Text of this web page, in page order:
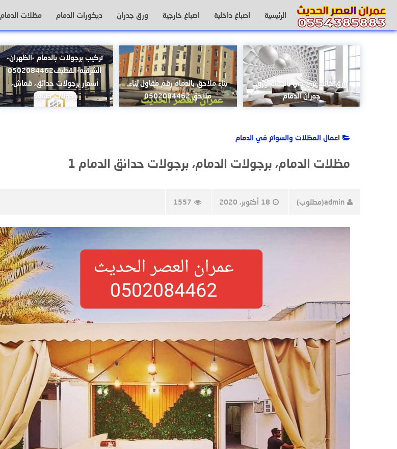
المحتوى
الرئيسية اصباغ داخلية اصباغ خارجية ورق جدران ديكورات الدمام مظلات الدمام
ورق حائط ثري دي بالدمام.ورق
جدران الدمام
بناء ملاحق بالدمام رقم مقاول بناء
ملاحق 0502084462
تركيب برجولات بالدمام -الظهران-
الشرقيه-القطيف0502084462
أسعار برجولات حدائق، قماش،
برجولات خشبية.
اعمال المظلات والسواتر في الدمام
مظلات الدمام، برجولات الدمام، برجولات حدائق الدمام 1
admin(مطلوب) 18 أكتوبر، 2020 1557